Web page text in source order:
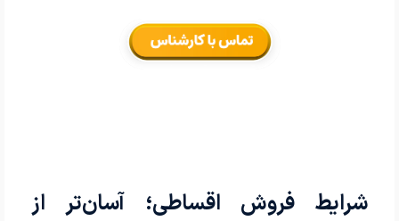
شرایط فروش اقساطی؛ آسان‌تر از